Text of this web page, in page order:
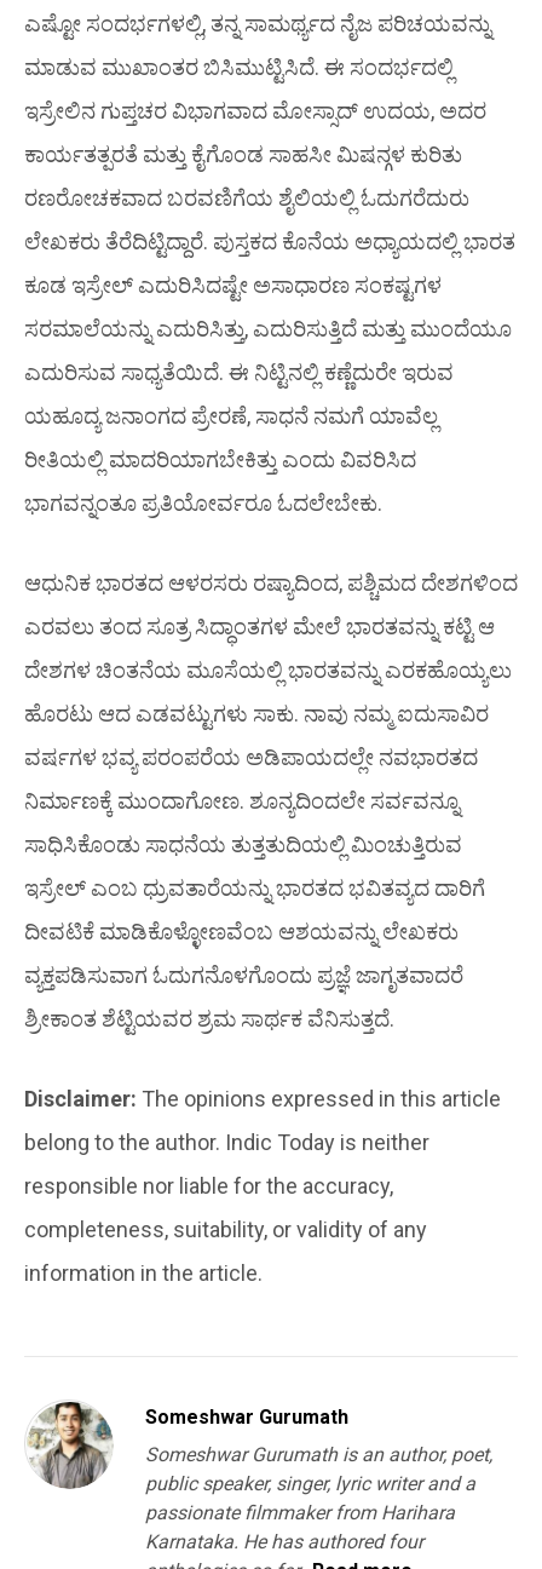
ಎಷ್ಟೋ ಸಂದರ್ಭಗಳಲ್ಲಿ, ತನ್ನ ಸಾಮರ್ಥ್ಯದ ನೈಜ ಪರಿಚಯವನ್ನು
ಮಾಡುವ ಮುಖಾಂತರ ಬಿಸಿಮುಟ್ಟಿಸಿದೆ. ಈ ಸಂದರ್ಭದಲ್ಲಿ
ಇಸ್ರೇಲಿನ ಗುಪ್ತಚರ ವಿಭಾಗವಾದ ಮೋಸ್ಸಾದ್ ಉದಯ, ಅದರ
ಕಾರ್ಯತತ್ಪರತೆ ಮತ್ತು ಕೈಗೊಂಡ ಸಾಹಸೀ ಮಿಷನ್ಗಳ ಕುರಿತು
ರಣರೋಚಕವಾದ ಬರವಣಿಗೆಯ ಶೈಲಿಯಲ್ಲಿ ಓದುಗರೆದುರು
ಲೇಖಕರು ತೆರೆದಿಟ್ಟಿದ್ದಾರೆ. ಪುಸ್ತಕದ ಕೊನೆಯ ಅಧ್ಯಾಯದಲ್ಲಿ ಭಾರತ
ಕೂಡ ಇಸ್ರೇಲ್ ಎದುರಿಸಿದಷ್ಟೇ ಅಸಾಧಾರಣ ಸಂಕಷ್ಟಗಳ
ಸರಮಾಲೆಯನ್ನು ಎದುರಿಸಿತ್ತು, ಎದುರಿಸುತ್ತಿದೆ ಮತ್ತು ಮುಂದೆಯೂ
ಎದುರಿಸುವ ಸಾಧ್ಯತೆಯಿದೆ. ಈ ನಿಟ್ಟಿನಲ್ಲಿ ಕಣ್ಣೆದುರೇ ಇರುವ
ಯಹೂದ್ಯ ಜನಾಂಗದ ಪ್ರೇರಣೆ, ಸಾಧನೆ ನಮಗೆ ಯಾವೆಲ್ಲ
ರೀತಿಯಲ್ಲಿ ಮಾದರಿಯಾಗಬೇಕಿತ್ತು ಎಂದು ವಿವರಿಸಿದ
ಭಾಗವನ್ನಂತೂ ಪ್ರತಿಯೋರ್ವರೂ ಓದಲೇಬೇಕು.
ಆಧುನಿಕ ಭಾರತದ ಆಳರಸರು ರಷ್ಯಾದಿಂದ, ಪಶ್ಚಿಮದ ದೇಶಗಳಿಂದ
ಎರವಲು ತಂದ ಸೂತ್ರ ಸಿದ್ಧಾಂತಗಳ ಮೇಲೆ ಭಾರತವನ್ನು ಕಟ್ಟಿ ಆ
ದೇಶಗಳ ಚಿಂತನೆಯ ಮೂಸೆಯಲ್ಲಿ ಭಾರತವನ್ನು ಎರಕಹೊಯ್ಯಲು
ಹೊರಟು ಆದ ಎಡವಟ್ಟುಗಳು ಸಾಕು. ನಾವು ನಮ್ಮ ಐದುಸಾವಿರ
ವರ್ಷಗಳ ಭವ್ಯ ಪರಂಪರೆಯ ಅಡಿಪಾಯದಲ್ಲೇ ನವಭಾರತದ
ನಿರ್ಮಾಣಕ್ಕೆ ಮುಂದಾಗೋಣ. ಶೂನ್ಯದಿಂದಲೇ ಸರ್ವವನ್ನೂ
ಸಾಧಿಸಿಕೊಂಡು ಸಾಧನೆಯ ತುತ್ತತುದಿಯಲ್ಲಿ ಮಿಂಚುತ್ತಿರುವ
ಇಸ್ರೇಲ್ ಎಂಬ ಧ್ರುವತಾರೆಯನ್ನು ಭಾರತದ ಭವಿತವ್ಯದ ದಾರಿಗೆ
ದೀವಟಿಕೆ ಮಾಡಿಕೊಳ್ಳೋಣವೆಂಬ ಆಶಯವನ್ನು ಲೇಖಕರು
ವ್ಯಕ್ತಪಡಿಸುವಾಗ ಓದುಗನೊಳಗೊಂದು ಪ್ರಜ್ಞೆ ಜಾಗೃತವಾದರೆ
ಶ್ರೀಕಾಂತ ಶೆಟ್ಟಿಯವರ ಶ್ರಮ ಸಾರ್ಥಕ ವೆನಿಸುತ್ತದೆ.
Disclaimer: The opinions expressed in this article
belong to the author. Indic Today is neither
responsible nor liable for the accuracy,
completeness, suitability, or validity of any
information in the article.
Someshwar Gurumath
Someshwar Gurumath is an author, poet,
public speaker, singer, lyric writer and a
passionate filmmaker from Harihara
Karnataka. He has authored four